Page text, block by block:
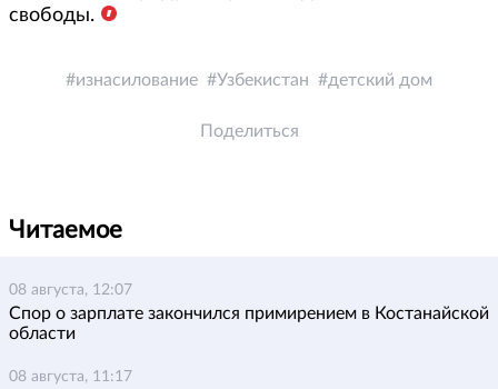
свободы.
изнасилование Узбекистан детский дом
Поделиться
Читаемое
08 августа, 12:07
Спор о зарплате закончился примирением в Костанайской
области
08 августа, 11:17